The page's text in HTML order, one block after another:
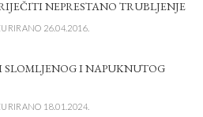
NEPRESTANO TRUBLJENJE
26.04.2016.
I NAPUKNUTOG
18.01.2024.